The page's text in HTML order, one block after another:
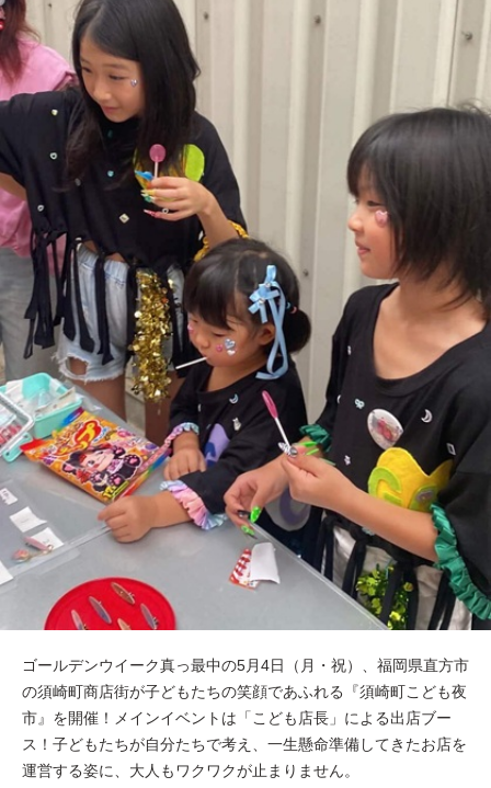
ゴールデンウイーク真っ最中の5月4日（月・祝）、福岡県直方市
の須崎町商店街が子どもたちの笑顔であふれる『須崎町こども夜
市』を開催！メインイベントは「こども店長」による出店ブー
ス！子どもたちが自分たちで考え、一生懸命準備してきたお店を
運営する姿に、大人もワクワクが止まりません。